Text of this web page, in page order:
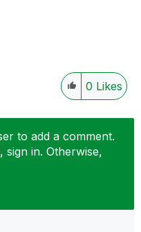
0 Likes
to add a comment.
in. Otherwise,